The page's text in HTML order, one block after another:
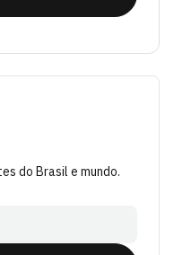
do Brasil e mundo.